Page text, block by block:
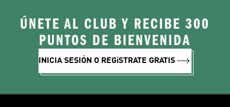
ÚNETE AL CLUB Y RECIBE 300
PUNTOS DE BIENVENIDA
INICIA SESIÓN O REGíSTRATE GRATIS